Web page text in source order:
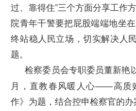
过、靠得住”三个方面分享工作
院青年干警要把屁股端端地坐
终站稳人民立场，切实解决人
题。
检察委员会专职委员董新艳
月，直教春风暖人心——高质
作》为题，结合控申检察官的